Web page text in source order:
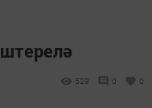
529 0 0